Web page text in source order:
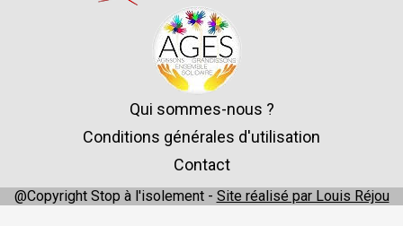
Qui sommes-nous ?
Conditions générales d'utilisation
Contact
@Copyright Stop à l'isolement - Site réalisé par Louis Réjou